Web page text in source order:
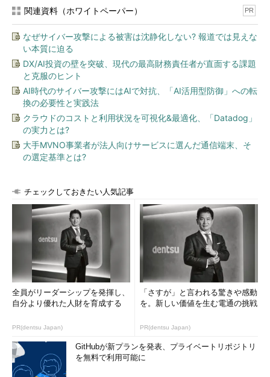
関連資料（ホワイトペーパー） PR
なぜサイバー攻撃による被害は沈静化しない? 報道では見えな
い本質に迫る
DX/AI投資の壁を突破、現代の最高財務責任者が直面する課題
と克服のヒント
AI時代のサイバー攻撃にはAIで対抗、「AI活用型防御」への転
換の必要性と実践法
クラウドのコストと利用状況を可視化&最適化、「Datadog」
の実力とは?
大手MVNO事業者が法人向けサービスに選んだ通信端末、そ
の選定基準とは?
チェックしておきたい人気記事
全員がリーダーシップを発揮し、
自分より優れた人財を育成する
PR(dentsu Japan)
「さすが」と言われる驚きや感動
を。新しい価値を生む電通の挑戦
PR(dentsu Japan)
GitHubが新プランを発表、プライベートリポジトリ
を無料で利用可能に